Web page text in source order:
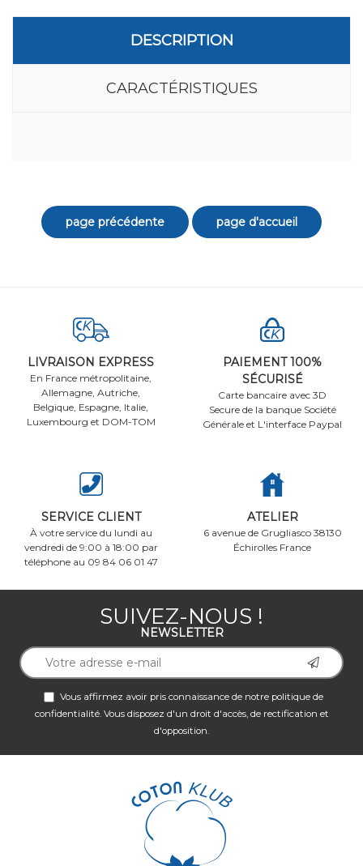
DESCRIPTION
CARACTÉRISTIQUES
LIVRAISON EXPRESS
En France métropolitaine,
Allemagne, Autriche,
Belgique, Espagne, Italie,
Luxembourg et DOM-TOM
PAIEMENT 100%
SÉCURISÉ
Carte bancaire avec 3D
Secure de la banque Société
Générale et L'interface Paypal
SERVICE CLIENT
À votre service du lundi au
vendredi de 9:00 à 18:00 par
téléphone au 09 84 06 01 47
ATELIER
6 avenue de Grugliasco 38130
Échirolles France
SUIVEZ-NOUS !
NEWSLETTER
Vous affirmez avoir pris connaissance de notre politique de
confidentialité. Vous disposez d'un droit d'accès, de rectification et
d'opposition.